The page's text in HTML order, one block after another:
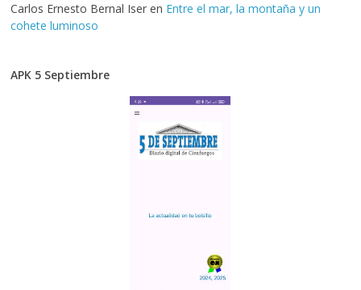
Carlos Ernesto Bernal Iser en Entre el mar, la montaña y un
cohete luminoso
APK 5 Septiembre